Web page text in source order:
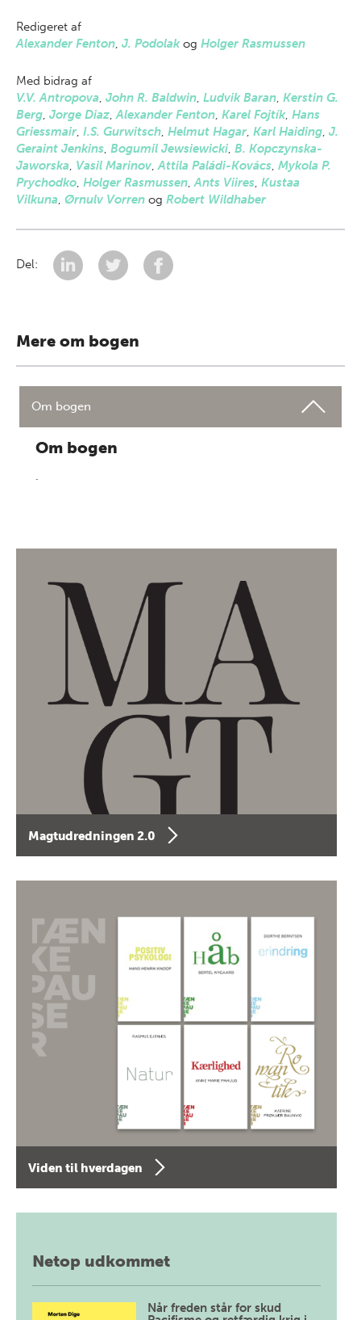
Redigeret af
Alexander Fenton, J. Podolakog Holger Rasmussen
Med bidrag af
V.V. Antropova, John R. Baldwin, Ludvik Baran, Kerstin G.
Berg, Jorge Diaz,Alexander Fenton, Karel Fojtík, Hans
Griessmair, I.S. Gurwitsch, Helmut Hagar, Karl Haiding, J.
Geraint Jenkins, Bogumil Jewsiewicki, B. Kopczynska-
Jaworska, Vasil Marinov,Attila Paládi-Kovács, Mykola P.
Prychodko, Holger Rasmussen,Ants Viires, Kustaa
Vilkuna, Ørnulv Vorren og Robert Wildhaber
Del:
Mere om bogen
Om bogen
Om bogen
.
Magtudredningen 2.0
Viden til hverdagen
Netop udkommet
Når freden står for skud